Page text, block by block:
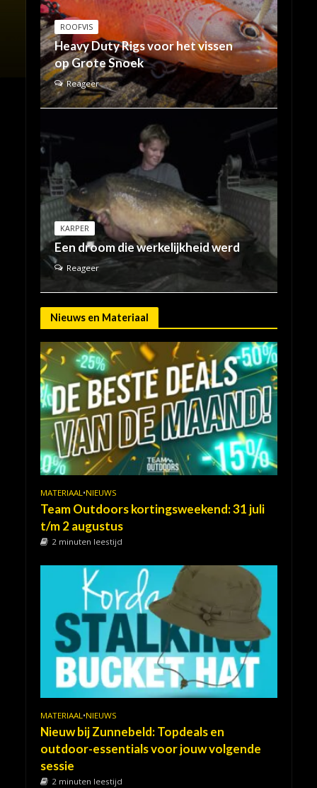
ROOFVIS
Heavy Duty Rigs voor het vissen
op Grote Snoek
Reageer
KARPER
Een droom die werkelijkheid werd
Reageer
Nieuws en Materiaal
MATERIAAL •NIEUWS
Team Outdoors kortingsweekend: 31 juli
t/m 2 augustus
2 minuten leestijd
MATERIAAL•NIEUWS
Nieuw bij Zunnebeld: Topdeals en
outdoor-essentials voor jouw volgende
sessie
2 minuten leestijd